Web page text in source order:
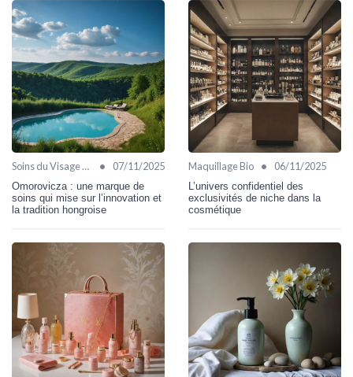
Soins du Visage Bio • 07/11/2025
Omorovicza : une marque de
soins qui mise sur l’innovation et
la tradition hongroise
Maquillage Bio • 06/11/2025
L’univers confidentiel des
exclusivités de niche dans la
cosmétique